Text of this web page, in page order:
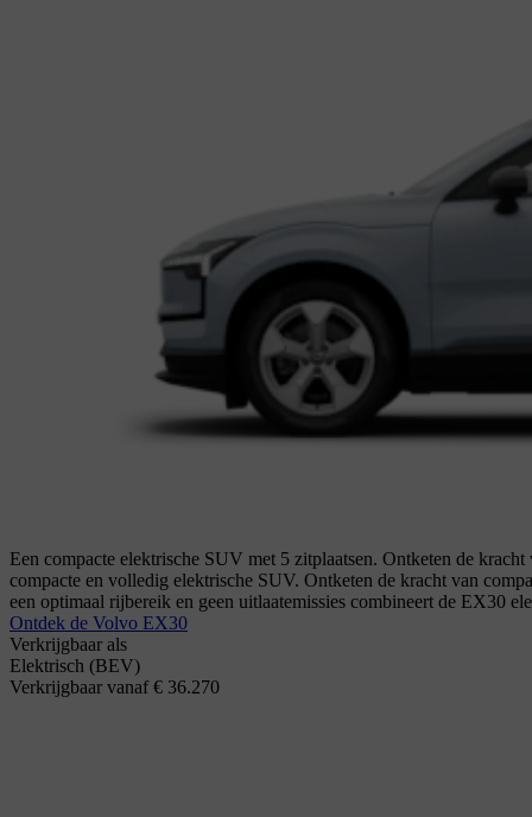
Een compacte elektrische SUV met 5 zitplaatsen. Ontketen de
compacte en volledig elektrische SUV. Ontketen de kracht van
een optimaal rijbereik en geen uitlaatemissies combineert de EX30
Ontdek de Volvo EX30
Verkrijgbaar als
Elektrisch (BEV)
Verkrijgbaar vanaf € 36.270